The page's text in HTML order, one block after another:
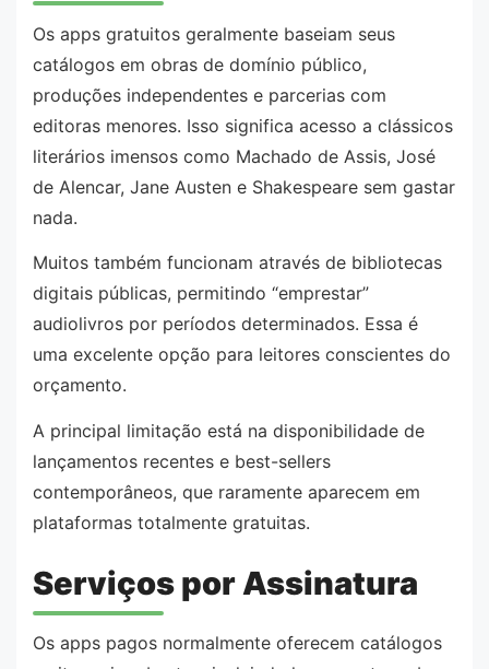
Os apps gratuitos geralmente baseiam seus
catálogos em obras de domínio público,
produções independentes e parcerias com
editoras menores. Isso significa acesso a clássicos
literários imensos como Machado de Assis, José
de Alencar, Jane Austen e Shakespeare sem gastar
nada.
Muitos também funcionam através de bibliotecas
digitais públicas, permitindo “emprestar”
audiolivros por períodos determinados. Essa é
uma excelente opção para leitores conscientes do
orçamento.
A principal limitação está na disponibilidade de
lançamentos recentes e best-sellers
contemporâneos, que raramente aparecem em
plataformas totalmente gratuitas.
Serviços por Assinatura
Os apps pagos normalmente oferecem catálogos